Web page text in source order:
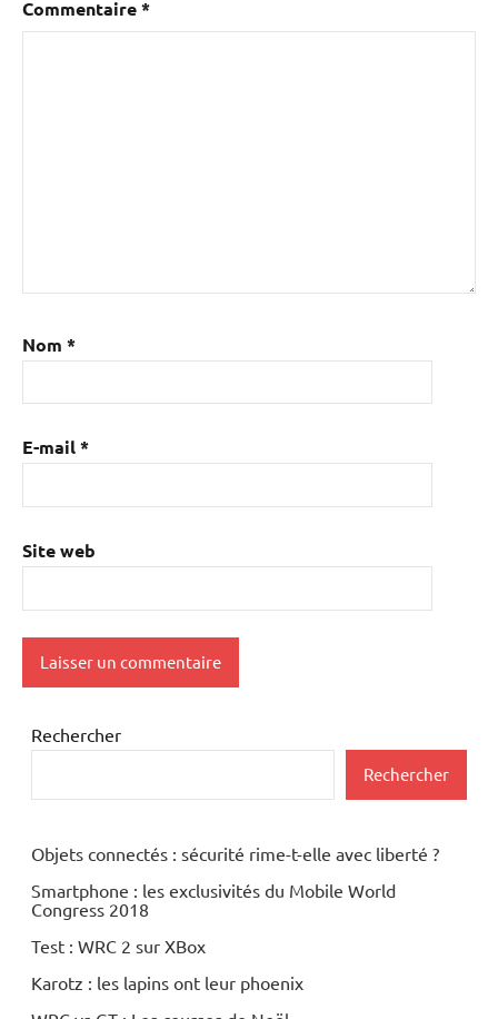
Commentaire*
Nom *
E-mail*
Site web
Rechercher
Rechercher
Objets connectés : sécurité rime-t-elle avec liberté ?
Smartphone : les exclusivités du Mobile World
Congress 2018
Test : WRC 2 sur XBox
Karotz : les lapins ont leur phoenix